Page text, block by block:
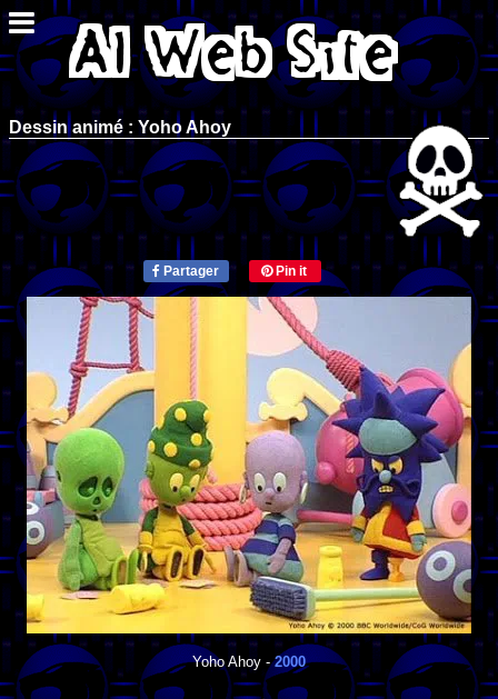
Dessin animé : Yoho Ahoy
Partager Pin it
Yoho Ahoy -2000